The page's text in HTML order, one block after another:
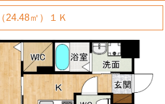
（24.48㎡）１Ｋ